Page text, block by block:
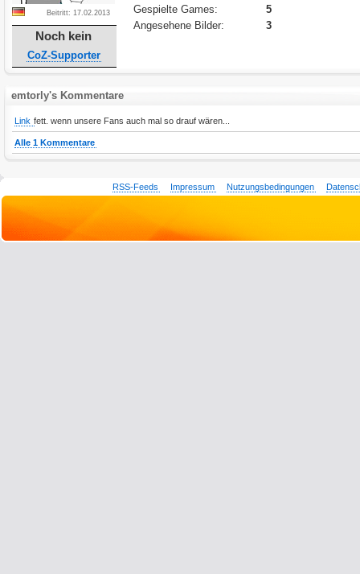
Beitritt: 17.02.2013
Noch kein
CoZ-Supporter
Gespielte Games:
5
Angesehene Bilder:
3
emtorly's Kommentare
Link fett. wenn unsere Fans auch mal so drauf wären...
Alle 1 Kommentare
RSS-Feeds Impressum Nutzungsbedingungen